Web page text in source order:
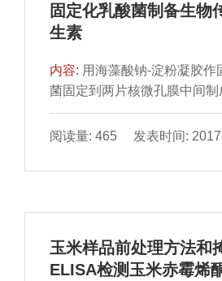
海藻糖和海藻胶寡糖处理，
效果显著优于其他处理组（P
固定化乳酸菌制备生物
生素
内容: 用海藻酸钠-淀粉凝胶作
菌固定到两片核微孔膜中间制
感膜，然后将其固定到玻碳
感电极。通过电化学工作站检
明：该传感器固定瑞士乳杆
测限分别为1×10－10、1×10
抗生素残留量的要求。而且经
在37 ℃的MRS培养基中至少
阅读量: 465 发表时间:
玉米样品前处理方法和
ELISA检测玉米赤霉烯